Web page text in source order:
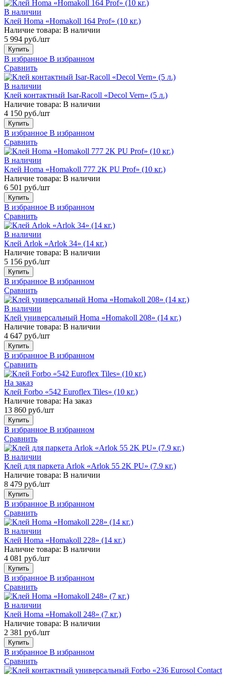
В наличии
Клей Homa «Homakoll 164 Prof» (10 кг.)
Наличие товара: В наличии
5 994 руб./шт
Купить
В избранное В избранном
Сравнить
В наличии
Клей контактный Isar-Racoll «Decol Vern» (5 л.)
Наличие товара: В наличии
4 150 руб./шт
Купить
В избранное В избранном
Сравнить
В наличии
Клей Homa «Homakoll 777 2K PU Prof» (10 кг.)
Наличие товара: В наличии
6 501 руб./шт
Купить
В избранное В избранном
Сравнить
В наличии
Клей Arlok «Arlok 34» (14 кг.)
Наличие товара: В наличии
5 156 руб./шт
Купить
В избранное В избранном
Сравнить
В наличии
Клей универсальный Homa «Homakoll 208» (14 кг.)
Наличие товара: В наличии
4 647 руб./шт
Купить
В избранное В избранном
Сравнить
На заказ
Клей Forbo «542 Euroflex Tiles» (10 кг.)
Наличие товара: На заказ
13 860 руб./шт
Купить
В избранное В избранном
Сравнить
В наличии
Клей для паркета Arlok «Arlok 55 2K PU» (7.9 кг.)
Наличие товара: В наличии
8 479 руб./шт
Купить
В избранное В избранном
Сравнить
В наличии
Клей Homa «Homakoll 228» (14 кг.)
Наличие товара: В наличии
4 081 руб./шт
Купить
В избранное В избранном
Сравнить
В наличии
Клей Homa «Homakoll 248» (7 кг.)
Наличие товара: В наличии
2 381 руб./шт
Купить
В избранное В избранном
Сравнить